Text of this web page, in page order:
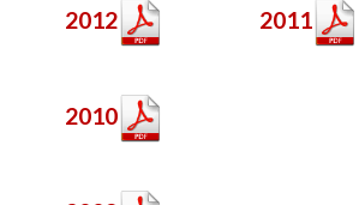
2012 2011
2010